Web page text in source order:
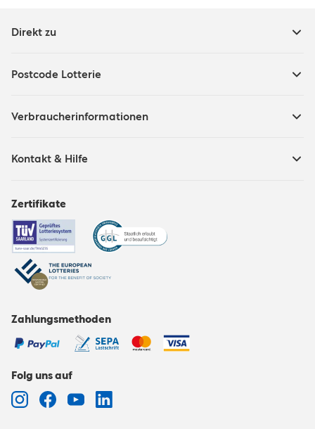
Direkt zu
Postcode Lotterie
Verbraucherinformationen
Kontakt & Hilfe
Zertifikate
Zahlungsmethoden
Folg uns auf